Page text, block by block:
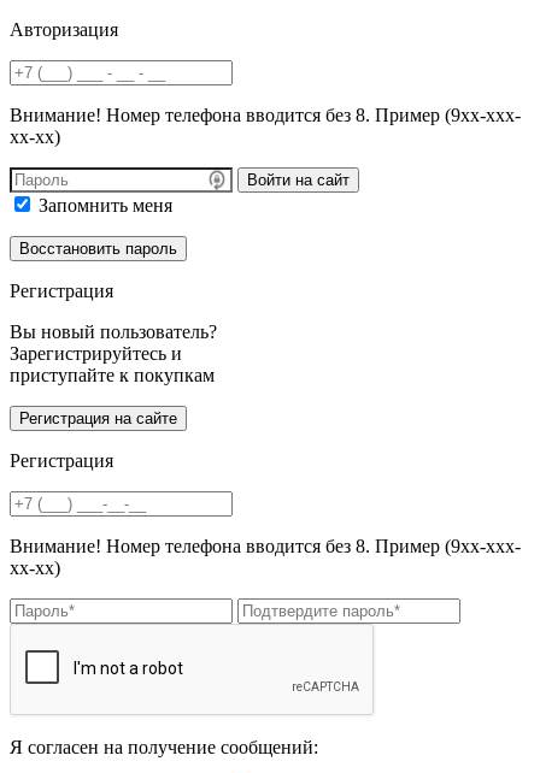
Авторизация
Внимание! Номер телефона вводится без 8. Пример (9хх-ххх-
хх-хх)
Войти на сайт
Запомнить меня
Регистрация
Вы новый пользователь?
Зарегистрируйтесь и
приступайте к покупкам
Регистрация
Внимание! Номер телефона вводится без 8. Пример (9хх-ххх-
хх-хх)
Я согласен на получение сообщений: